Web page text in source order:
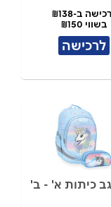
ב-₪138
בשווי ₪150
לרכישה
כיתות א' - ב'